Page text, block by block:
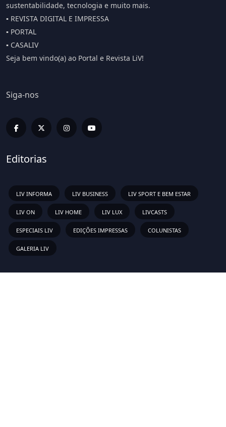
sustentabilidade, tecnologia e muito mais.
▪️ REVISTA DIGITAL E IMPRESSA
▪️ PORTAL
▪️ CASALIV
Seja bem vindo(a) ao Portal e Revista LiV!
Siga-nos
Editorias
LIV INFORMA LIV BUSINESS LIV SPORT E BEM ESTAR
LIV ON LIV HOME LIV LUX LIVCASTS
ESPECIAIS LIV EDIÇÕES IMPRESSAS COLUNISTAS
GALERIA LIV